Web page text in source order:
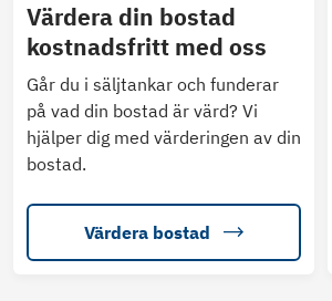
Värdera din bostad
kostnadsfritt med oss
Går du i säljtankar och funderar
på vad din bostad är värd? Vi
hjälper dig med värderingen av din
bostad.
Värdera bostad